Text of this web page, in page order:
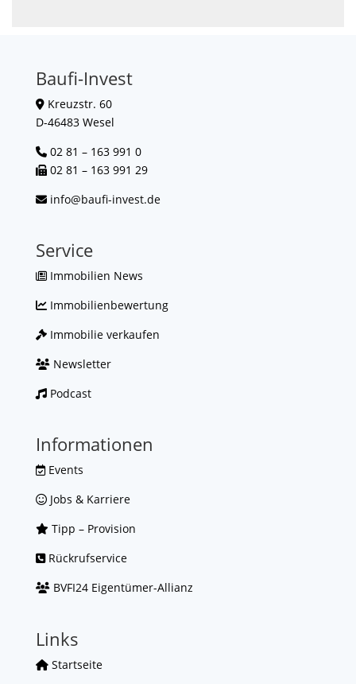
Baufi-Invest
Kreuzstr. 60
D-46483 Wesel
02 81 – 163 991 0
02 81 – 163 991 29
info@baufi-invest.de
Service
Immobilien News
Immobilienbewertung
Immobilie verkaufen
Newsletter
Podcast
Informationen
Events
Jobs & Karriere
Tipp – Provision
Rückrufservice
BVFI24 Eigentümer-Allianz
Links
Startseite